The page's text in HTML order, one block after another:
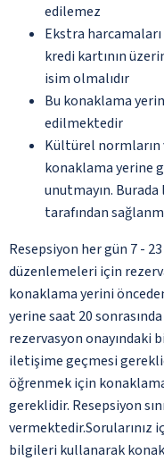
edilemez
Ekstra
kredi kartının
isim olmalıdır
Bu konaklama
edilmektedir
Kültürel normların
konaklama yerine
unutmayın.
tarafından
Resepsiyon her gün 7 -
düzenlemeleri için
konaklama yerini
yerine saat 20
rezervasyon
iletişime geçmesi
öğrenmek için
gereklidir. Resepsiyon
vermektedir.Sorularınız
bilgileri kullanarak